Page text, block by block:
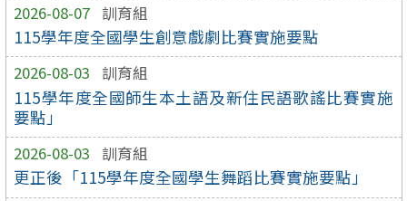
2026-08-07 訓育組
115學年度全國學生創意戲劇比賽實施要點
2026-08-03 訓育組
115學年度全國師生本土語及新住民語歌謠比賽實施
要點」
2026-08-03 訓育組
更正後「115學年度全國學生舞蹈比賽實施要點」